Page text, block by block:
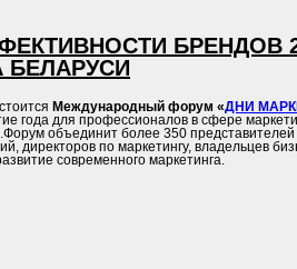
БРЕНДОВ
БЕЛАРУСИ
Международный форум «ДНИ
года для профессионалов в сфере
объединит более 350
директоров по маркетингу, владельцев
современного маркетинга.